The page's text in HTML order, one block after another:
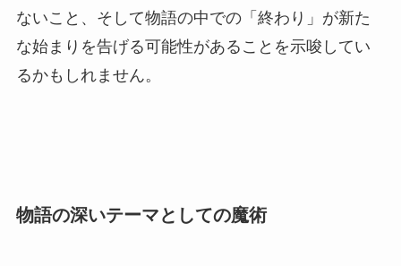
ないこと、そして物語の中での「終わり」が新た
な始まりを告げる可能性があることを示唆してい
るかもしれません。
物語の深いテーマとしての魔術